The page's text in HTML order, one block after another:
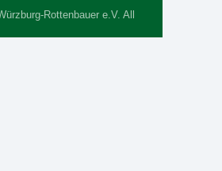
Rottenbauer e.V. All